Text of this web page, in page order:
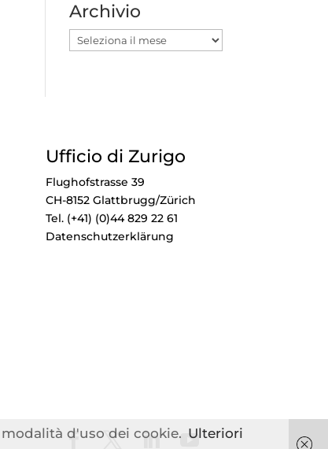
Archivio
Archivio
Ufficio di Zurigo
Flughofstrasse 39
CH-8152 Glattbrugg/Zürich
Tel. (+41) (0)44 829 22 61
Datenschutzerklärung
d'uso dei cookie. Ulteriori